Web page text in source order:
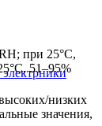
при 25°C,
51‒95%
низких
значения,